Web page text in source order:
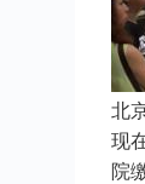
北
现
院